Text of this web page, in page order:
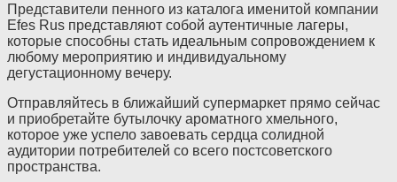
Представители пенного из каталога именитой компании
Efes Rus представляют собой аутентичные лагеры,
которые способны стать идеальным сопровождением к
любому мероприятию и индивидуальному
дегустационному вечеру.
Отправляйтесь в ближайший супермаркет прямо сейчас
и приобретайте бутылочку ароматного хмельного,
которое уже успело завоевать сердца солидной
аудитории потребителей со всего постсоветского
пространства.